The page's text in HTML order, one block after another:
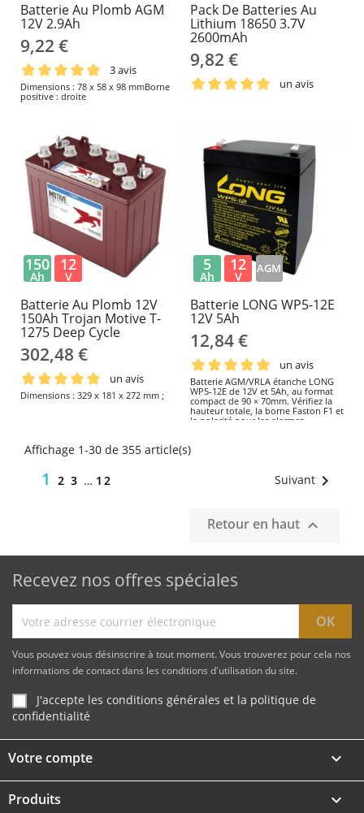
Batterie Au Plomb AGM
12V 2.9Ah
9,22 €
3 avis
Dimensions : 78 x 58 x 98 mmBorne
positive : droite
Pack De Batteries Au
Lithium 18650 3.7V
2600mAh
9,82 €
un avis
Batterie Au Plomb 12V
150Ah Trojan Motive T-
1275 Deep Cycle
302,48 €
un avis
Dimensions : 329 x 181 x 272 mm ;
150
Ah
12
V
Batterie LONG WP5-12E
12V 5Ah
12,84 €
un avis
Batterie AGM/VRLA étanche LONG
WP5-12E de 12V et 5Ah, au format
compact de 90 × 70mm. Vérifiez la
hauteur totale, la borne Faston F1 et
la polarité pour les alarmes,
secours.
5
Ah
12
V
AGM
Affichage 1-30 de 355 article(s)
1 2 3 … 12 Suivant 
Retour en haut 
Recevez nos offres spéciales
Vous pouvez vous désinscrire à tout moment. Vous trouverez pour cela nos
informations de contact dans les conditions d'utilisation du site.
J'accepte les conditions générales et la politique de
confidentialité
Votre compte 
Produits 